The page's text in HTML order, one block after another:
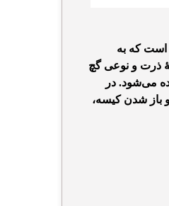
است که به
ذرت و نوعی گچ
می‌شود. در
باز شدن کیسه،